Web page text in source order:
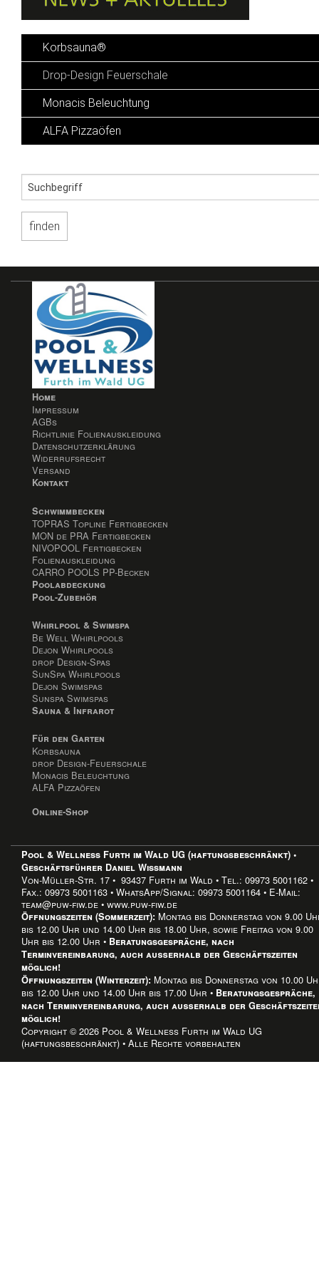
Korbsauna®
Drop-Design Feuerschale
Monacis Beleuchtung
ALFA Pizzaöfen
Home
Impressum
AGBs
Richtlinie Folienauskleidung
Datenschutzerklärung
Widerrufsrecht
Versand
Kontakt
Schwimmbecken
TOPRAS Topline Fertigbecken
MON de PRA Fertigbecken
NIVOPOOL Fertigbecken
Folienauskleidung
CARRO POOLS PP-Becken
Poolabdeckung
Pool-Zubehör
Whirlpool & Swimspa
Be Well Whirlpools
Dejon Whirlpools
drop Design-Spas
SunSpa Whirlpools
Dejon Swimspas
Sunspa Swimspas
Sauna & Infrarot
Für den Garten
Korbsauna
drop Design-Feuerschale
Monacis Beleuchtung
ALFA Pizzaöfen
Online-Shop
Pool & Wellness Furth im Wald UG (haftungsbeschränkt) •
Geschäftsführer Daniel Wissmann
Von-Müller-Str. 17 • 93437 Furth im Wald • Tel.: 09973 5001162 •
Fax.: 09973 5001163 • WhatsApp/Signal: 09973 5001164 • E-Mail:
team@puw-fiw.de • www.puw-fiw.de
Öffnungszeiten (Sommerzeit): Montag bis Donnerstag von 9.00
bis 12.00 Uhr und 14.00 Uhr bis 18.00 Uhr, sowie Freitag von 9.00
Uhr bis 12.00 Uhr • Beratungsgespräche, nach
Terminvereinbarung, auch außerhalb der Geschäftszeiten
möglich!
Öffnungszeiten (Winterzeit): Montag bis Donnerstag von 10.00
bis 12.00 Uhr und 14.00 Uhr bis 17.00 Uhr • Beratungsgespräche,
nach Terminvereinbarung, auch außerhalb der
möglich!
Copyright © 2026 Pool & Wellness Furth im Wald UG
(haftungsbeschränkt) • Alle Rechte vorbehalten